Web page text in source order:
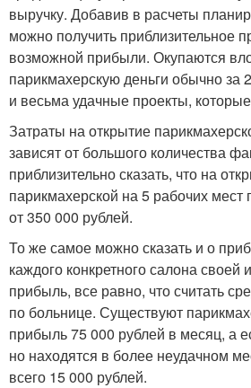
выручку. Добавив в расчеты
можно получить приблизительное
возможной прибыли. Окупаются
парикмахерскую деньги обычно за
и весьма удачные проекты,
Затраты на открытие
зависят от большого количества
приблизительно сказать, что на
парикмахерской на 5 рабочих мест
от 350 000 рублей.
То же самое можно сказать и о
каждого конкретного салона
прибыль, все равно, что считать
по больнице. Существуют
прибыль 75 000 рублей в месяц, а
но находятся в более неудачном
всего 15 000 рублей.